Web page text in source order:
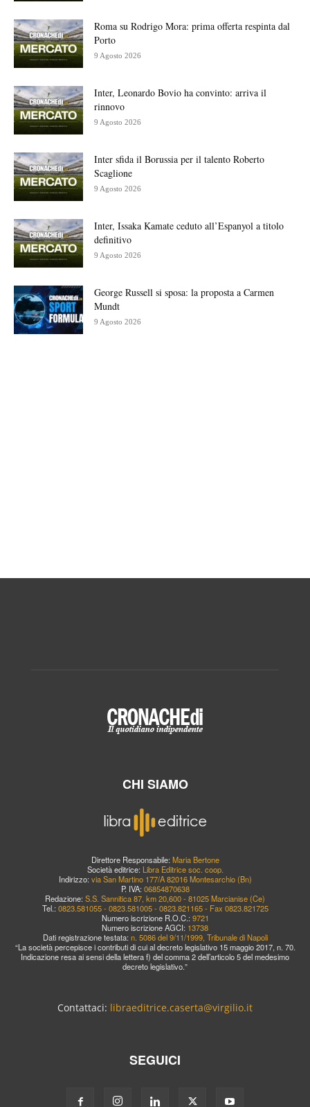
Roma su Rodrigo Mora: prima offerta respinta dal
Porto
9 Agosto 2026
Inter, Leonardo Bovio ha convinto: arriva il
rinnovo
9 Agosto 2026
Inter sfida il Borussia per il talento Roberto
Scaglione
9 Agosto 2026
Inter, Issaka Kamate ceduto all’Espanyol a titolo
definitivo
9 Agosto 2026
George Russell si sposa: la proposta a Carmen
Mundt
9 Agosto 2026
CHI SIAMO
Direttore Responsabile: Maria Bertone
Società editrice: Libra Editrice soc. coop.
Indirizzo: via San Martino 177/A 82016 Montesarchio (Bn)
P. IVA: 06854870638
Redazione: S.S. Sannitica 87, km 20,600 - 81025 Marcianise (Ce)
Tel.: 0823.581055 - 0823.581005 - 0823.821165 - Fax 0823.821725
Numero iscrizione R.O.C.: 9721
Numero iscrizione AGCI: 13738
Dati registrazione testata: n. 5086 del 9/11/1999, Tribunale di Napoli
“La società percepisce i contributi di cui al decreto legislativo 15 maggio 2017, n. 70.
Indicazione resa ai sensi della lettera f) del comma 2 dell’articolo 5 del medesimo
decreto legislativo.”
Contattaci: libraeditrice.caserta@virgilio.it
SEGUICI